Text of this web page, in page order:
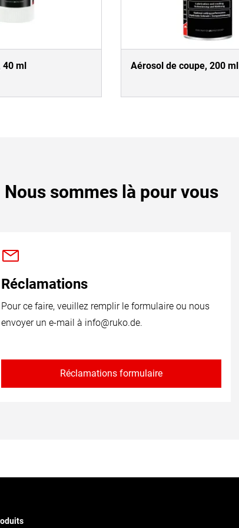
40 ml Aérosol de coupe, 200 ml
Nous sommes là pour vous
Réclamations
Pour ce faire, veuillez remplir le formulaire ou nous
envoyer un e-mail à info@ruko.de.
Réclamations formulaire